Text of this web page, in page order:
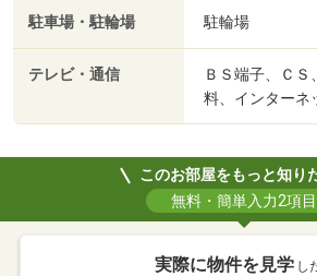
駐車場・駐輪場 駐輪場
テレビ・通信
ＢＳ端子、Ｃ
料、インターネ
このお部屋をもっと知り
無料・簡単入力2項目
実際に物件を見学 し